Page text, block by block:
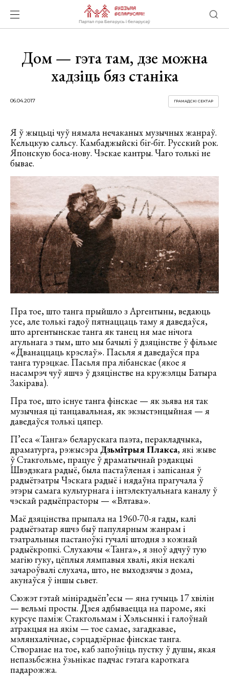
Дом — гэта там, дзе можна
хадзіць бяз станіка
06.04.2017 ГРАМАДСКІ СЕКТАР
Я ў жыцьці чуў нямала нечаканых музычных жанраў.
Кельцкую сальсу. Камбаджыйскі біг-біт. Русский рок.
Японскую боса-нову. Чэскае кантры. Чаго толькі не
бывае.
Пра тое, што танга прыйшло з Аргентыны, ведаюць
усе, але толькі гадоў пятнаццаць таму я даведаўся,
што аргентынскае танга як танец ня мае нічога
агульнага з тым, што мы бачылі ў дзяцінстве ў фільме
«Дванаццаць крэслаў». Пасьля я даведаўся пра
танга турэцкае. Пасьля пра лібанскае (якое я
насамрэч чуў яшчэ ў дзяцінстве на кружэлцы Батыра
Закірава).
Пра тое, што існуе танга фінскае — як зьява ня так
музычная ці танцавальная, як экзыстэнцыйная — я
даведаўся толькі цяпер.
П’еса «Танга» беларускага паэта, перакладчыка,
драматурга, рэжысэраДзьмітрыя Плакса, які жыве
ў Стакгольме, працуе ў драматычнай рэдакцыі
Швэдзкага радыё, была пастаўленая і запісаная ў
радыётэатры Чэскага радыё і нядаўна прагучала ў
этэры самага культурнага і інтэлектуальнага каналу ў
чэскай радыёпрасторы — «Влтава».
Маё дзяцінства прыпала на 1960-70-я гады, калі
радыётэатар яшчэ быў папулярным жанрам і
тэатральныя пастаноўкі гучалі штодня з кожнай
радыёкропкі. Слухаючы «Танга», я зноў адчуў тую
магію гуку, цёплыя лямпавыя хвалі, якія некалі
зачароўвалі слухача, што, не выходзячы з дома,
акунаўся ў іншы сьвет.
Сюжэт гэтай мінірадыёп’есы — яна гучыць 17 хвілін
— вельмі просты. Дзея адбываецца на пароме, які
курсуе паміж Стакгольмам і Хэльсынкі і галоўнай
атракцыя на якім — тое самае, загадкавае,
мэлянхалічнае, сэрцадзёрнае фінскае танга.
Створанае на тое, каб запоўніць пустку ў душы, якая
непазьбежна ўзьнікае падчас гэтага кароткага
падарожжа.